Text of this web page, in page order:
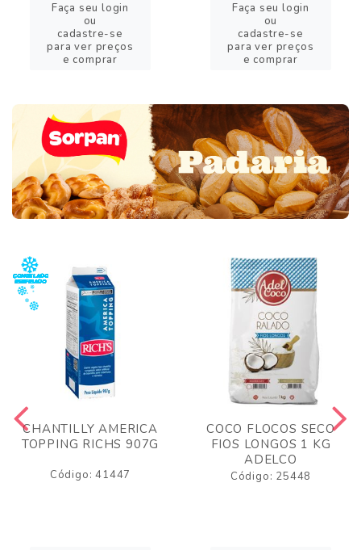
Faça seu login
ou
cadastre-se
para ver preços
e comprar
Faça seu login
ou
cadastre-se
para ver preços
e comprar
CHANTILLY AMERICA
TOPPING RICHS 907G
Código: 41447
COCO FLOCOS SECO
FIOS LONGOS 1 KG
ADELCO
Código: 25448